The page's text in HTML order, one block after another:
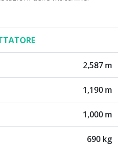
2,587 m
1,190 m
1,000 m
690 kg